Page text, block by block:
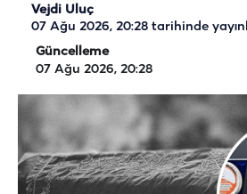
Vejdi Uluç
07 Ağu 2026, 20:28 tarihinde
Güncelleme
07 Ağu 2026, 20:28